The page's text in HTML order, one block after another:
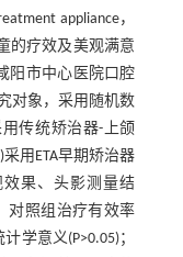
appliance，
的疗效及美观满意
阳市中心医院口腔
对象，采用随机数
传统矫治器-上颌
用ETA早期矫治器
果、头影测量结
对照组治疗有效率
学意义(P>0.05)；